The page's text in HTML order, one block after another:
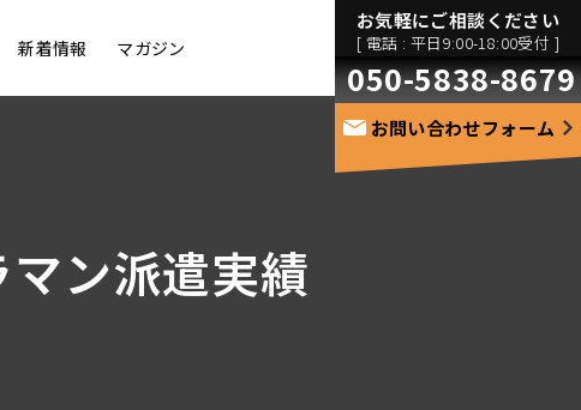
新着情報 マガジン
お気軽にご相談ください
[ 電話 : 平日9:00-18:00受付 ]
050-5838-8679
お問い合わせフォーム
ン派遣実績